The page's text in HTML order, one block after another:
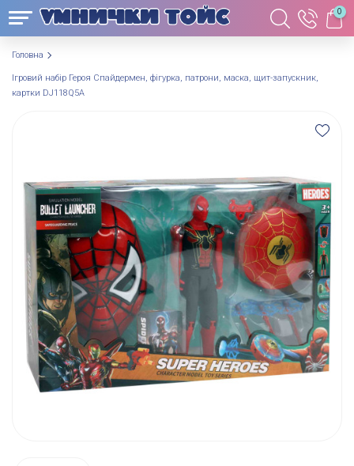
0
Головна
Ігровий набір Героя Спайдермен, фігурка, патрони, маска, щит-запускник,
картки DJ118Q5A